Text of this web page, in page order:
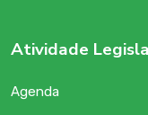
Atividade
Agenda